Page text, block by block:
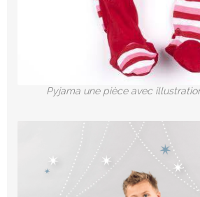
Pyjama une pièce avec